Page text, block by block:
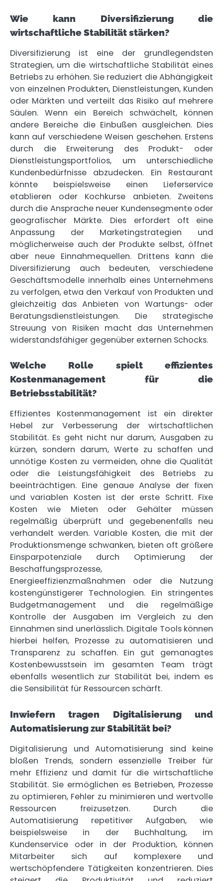
Wie kann Diversifizierung die
wirtschaftliche Stabilität stärken?
Diversifizierung ist eine der grundlegendsten
Strategien, um die wirtschaftliche Stabilität eines
Betriebs zu erhöhen. Sie reduziert die Abhängigkeit
von einzelnen Produkten, Dienstleistungen, Kunden
oder Märkten und verteilt das Risiko auf mehrere
Säulen. Wenn ein Bereich schwächelt, können
andere Bereiche die Einbußen ausgleichen. Dies
kann auf verschiedene Weisen geschehen. Erstens
durch die Erweiterung des Produkt- oder
Dienstleistungsportfolios, um unterschiedliche
Kundenbedürfnisse abzudecken. Ein Restaurant
könnte beispielsweise einen Lieferservice
etablieren oder Kochkurse anbieten. Zweitens
durch die Ansprache neuer Kundensegmente oder
geografischer Märkte. Dies erfordert oft eine
Anpassung der Marketingstrategien und
möglicherweise auch der Produkte selbst, öffnet
aber neue Einnahmequellen. Drittens kann die
Diversifizierung auch bedeuten, verschiedene
Geschäftsmodelle innerhalb eines Unternehmens
zu verfolgen, etwa den Verkauf von Produkten und
gleichzeitig das Anbieten von Wartungs- oder
Beratungsdienstleistungen. Die strategische
Streuung von Risiken macht das Unternehmen
widerstandsfähiger gegenüber externen Schocks.
Welche Rolle spielt effizientes
Kostenmanagement für die
Betriebsstabilität?
Effizientes Kostenmanagement ist ein direkter
Hebel zur Verbesserung der wirtschaftlichen
Stabilität. Es geht nicht nur darum, Ausgaben zu
kürzen, sondern darum, Werte zu schaffen und
unnötige Kosten zu vermeiden, ohne die Qualität
oder die Leistungsfähigkeit des Betriebs zu
beeinträchtigen. Eine genaue Analyse der fixen
und variablen Kosten ist der erste Schritt. Fixe
Kosten wie Mieten oder Gehälter müssen
regelmäßig überprüft und gegebenenfalls neu
verhandelt werden. Variable Kosten, die mit der
Produktionsmenge schwanken, bieten oft größere
Einsparpotenziale durch Optimierung der
Beschaffungsprozesse,
Energieeffizienzmaßnahmen oder die Nutzung
kostengünstigerer Technologien. Ein stringentes
Budgetmanagement und die regelmäßige
Kontrolle der Ausgaben im Vergleich zu den
Einnahmen sind unerlässlich. Digitale Tools können
hierbei helfen, Prozesse zu automatisieren und
Transparenz zu schaffen. Ein gut gemanagtes
Kostenbewusstsein im gesamten Team trägt
ebenfalls wesentlich zur Stabilität bei, indem es
die Sensibilität für Ressourcen schärft.
Inwiefern tragen Digitalisierung und
Automatisierung zur Stabilität bei?
Digitalisierung und Automatisierung sind keine
bloßen Trends, sondern essenzielle Treiber für
mehr Effizienz und damit für die wirtschaftliche
Stabilität. Sie ermöglichen es Betrieben, Prozesse
zu optimieren, Fehler zu minimieren und wertvolle
Ressourcen freizusetzen. Durch die
Automatisierung repetitiver Aufgaben, wie
beispielsweise in der Buchhaltung, im
Kundenservice oder in der Produktion, können
Mitarbeiter sich auf komplexere und
wertschöpfendere Tätigkeiten konzentrieren. Dies